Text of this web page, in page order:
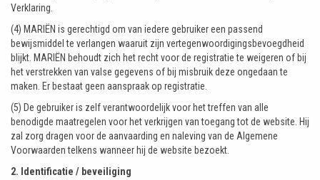
Verklaring.
(4) MARIËN is gerechtigd om van iedere gebruiker een passend
bewijsmiddel te verlangen waaruit zijn vertegenwoordigingsbevoegdheid
blijkt. MARIËN behoudt zich het recht voor de registratie te weigeren of bij
het verstrekken van valse gegevens of bij misbruik deze ongedaan te
maken. Er bestaat geen aanspraak op registratie.
(5) De gebruiker is zelf verantwoordelijk voor het treffen van alle
benodigde maatregelen voor het verkrijgen van toegang tot de website. Hij
zal zorg dragen voor de aanvaarding en naleving van de Algemene
Voorwaarden telkens wanneer hij de website bezoekt.
2. Identificatie / beveiliging